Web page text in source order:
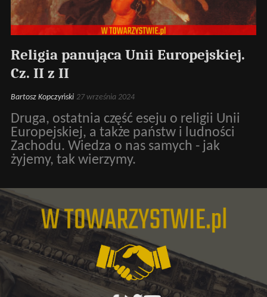
Religia panująca Unii Europejskiej.
Cz. II z II
Bartosz Kopczyński 27 września 2024
Druga, ostatnia część eseju o religii Unii
Europejskiej, a także państw i ludności
Zachodu. Wiedza o nas samych - jak
żyjemy, tak wierzymy.